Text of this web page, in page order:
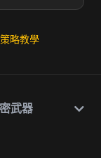
略教學
武器